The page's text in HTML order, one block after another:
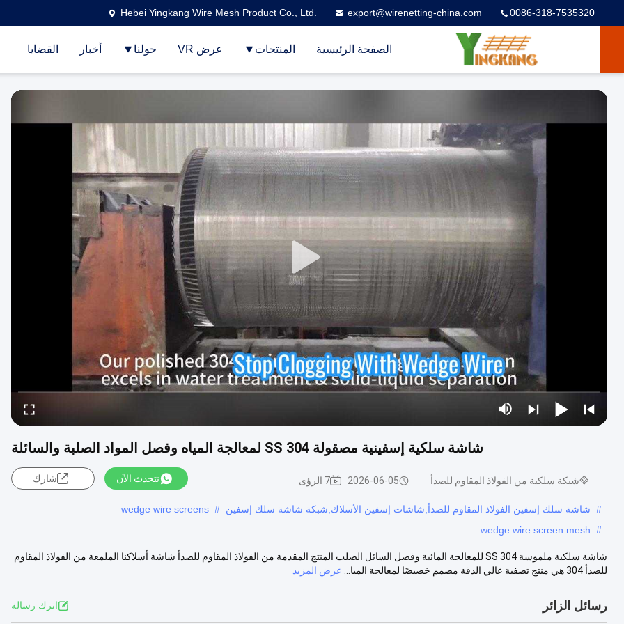
Hebei Yingkang Wire Mesh Product Co., Ltd. export@wirenetting-china.com 0086-318-7535320
الصفحة الرئيسية المنتجات عرض VR حولنا أخبار القضايا
شاشة سلكية إسفينية مصقولة 304 SS لمعالجة المياه وفصل المواد الصلبة والسائلة
شبكة سلكية من الفولاذ المقاوم للصدأ 2026-06-05 7 الرؤى نتحدث الآن شارك
# شاشة سلك إسفين الفولاذ المقاوم للصدأ,شاشات إسفين الأسلاك,شبكة شاشة سلك إسفين #
wedge wire screens
#
wedge wire screen mesh
شاشة سلكية ملموسة 304 SS للمعالجة المائية وفصل السائل الصلب المنتج المقدمة من الفولاذ المقاوم للصدأ شاشة أسلاكنا الملمعة من الفولاذ المقاوم
للصدأ 304 هي منتج تصفية عالي الدقة مصمم خصيصًا لمعالجة الميا...
عرض المزيد
رسائل الزائر اترك رسالة